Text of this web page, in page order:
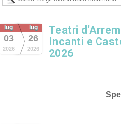
lug
03
2026
lug
26
2026
Teatri
Incanti e
2026